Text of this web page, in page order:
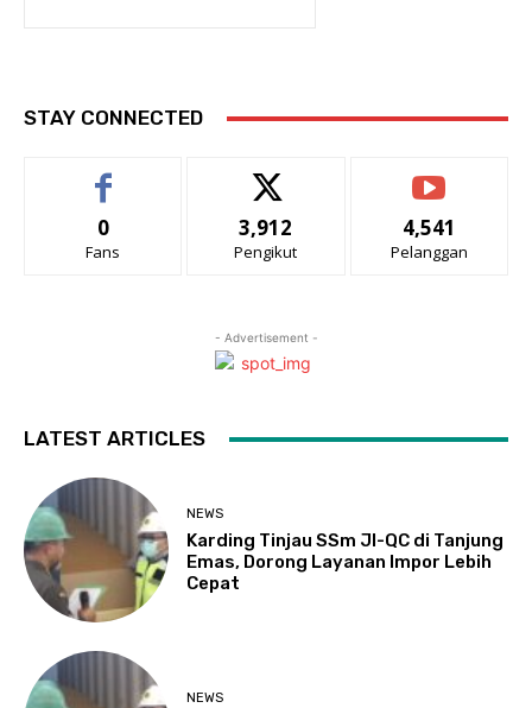
STAY CONNECTED
0
Fans
3,912
Pengikut
4,541
Pelanggan
- Advertisement -
LATEST ARTICLES
NEWS
Karding Tinjau SSm JI-QC di Tanjung
Emas, Dorong Layanan Impor Lebih
Cepat
NEWS